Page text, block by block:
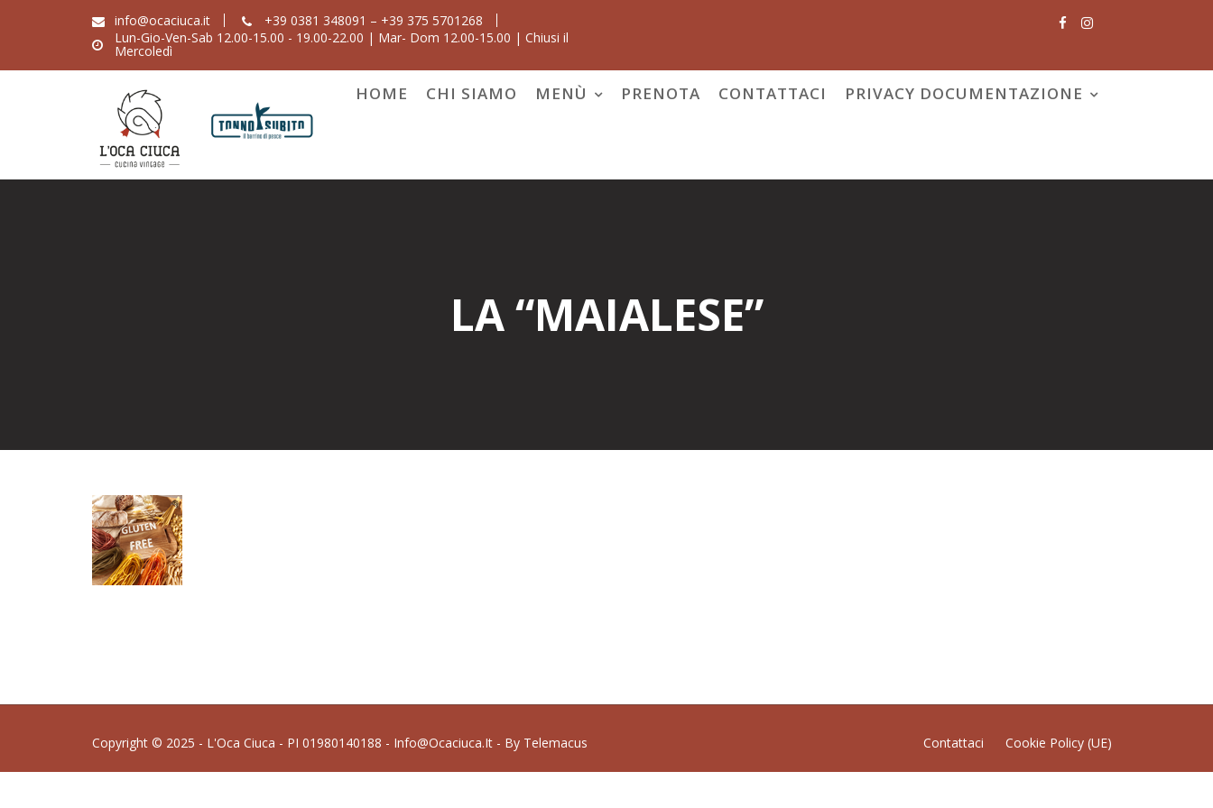
info@ocaciuca.it
+39 0381 348091 – +39 375 5701268
Lun-Gio-Ven-Sab 12.00-15.00 - 19.00-22.00 | Mar- Dom 12.00-15.00 | Chiusi il
Mercoledì
HOME CHI SIAMO MENÙ PRENOTA CONTATTACI PRIVACY DOCUMENTAZIONE
LA “MAIALESE”
Copyright © 2025 - L'Oca Ciuca - PI 01980140188 - Info@ocaciuca.it - By Telemacus Contattaci Cookie Policy (UE)